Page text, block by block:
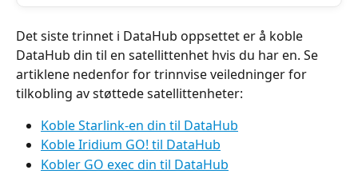
Det siste trinnet i DataHub oppsettet er å koble
DataHub din til en satellittenhet hvis du har en. Se
artiklene nedenfor for trinnvise veiledninger for
tilkobling av støttede satellittenheter:
Koble Starlink-en din til DataHub
Koble Iridium GO! til DataHub
Kobler GO exec din til DataHub